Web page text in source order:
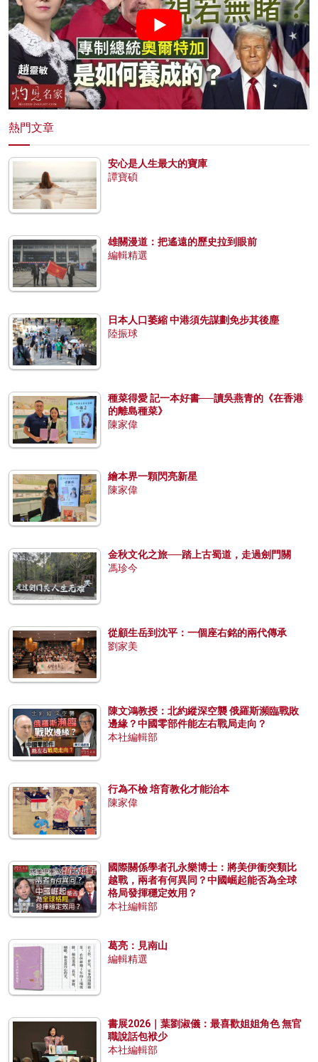
熱門文章
安心是人生最大的寶庫
譚寶碩
雄關漫道：把遙遠的歷史拉到眼前
編輯精選
日本人口萎縮 中港須先謀劃免步其後塵
陸振球
種菜得愛 記一本好書──讀吳燕青的《在香港
的離島種菜》
陳家偉
繪本界一顆閃亮新星
陳家偉
金秋文化之旅──踏上古蜀道，走過劍門關
馮珍今
從顧生岳到沈平：一個座右銘的兩代傳承
劉家美
陳文鴻教授：北約縱深空襲 俄羅斯瀕臨戰敗
邊緣？中國零部件能左右戰局走向？
本社編輯部
行為不檢 培育教化才能治本
陳家偉
國際關係學者孔永樂博士：將美伊衝突類比
越戰，兩者有何異同？中國崛起能否為全球
格局發揮穩定效用？
本社編輯部
葛亮：見南山
編輯精選
書展2026｜葉劉淑儀：最喜歡姐姐角色 無官
職說話包袱少
本社編輯部